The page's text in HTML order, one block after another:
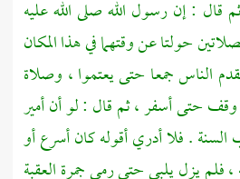
قال : إن رسول الله صلى الله عليه
حولتا عن وقتهما في هذا المكان
الناس جمعا حتى يعتموا ، وصلاة
حتى أسفر ، ثم قال : لو أن أمير
السنة . فلا أدري أقوله كان أسرع أو
فلم يزل يلبي حتى رمى جمرة العقبة